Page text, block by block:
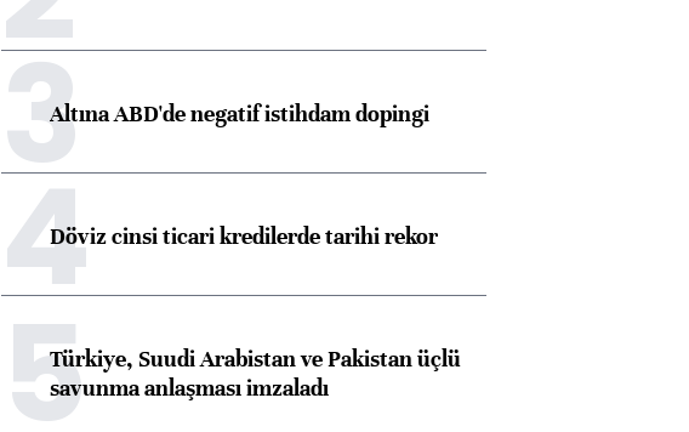
3Altına ABD'de negatif istihdam dopingi
4Döviz cinsi ticari kredilerde tarihi rekor
5Türkiye, Suudi Arabistan ve Pakistan üçlü
savunma anlaşması imzaladı